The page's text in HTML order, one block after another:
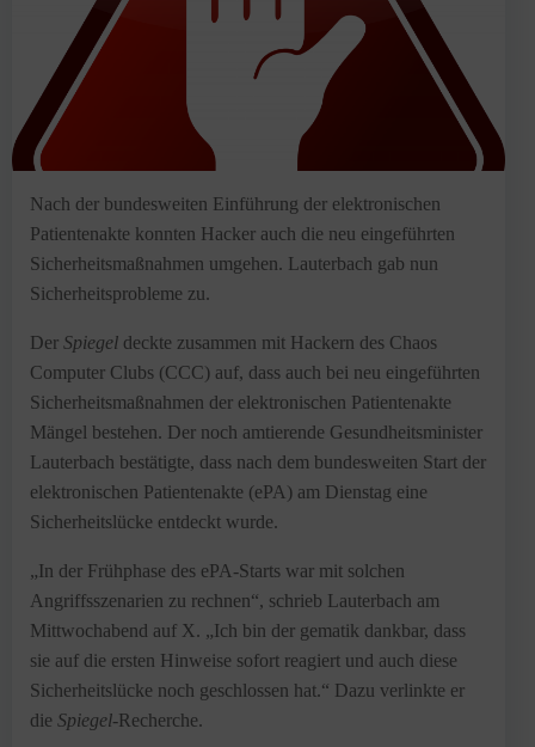
Nach der bundesweiten Einführung der elektronischen
Patientenakte konnten Hacker auch die neu eingeführten
Sicherheitsmaßnahmen umgehen. Lauterbach gab nun
Sicherheitsprobleme zu.
Der Spiegel deckte zusammen mit Hackern des Chaos
Computer Clubs (CCC) auf, dass auch bei neu eingeführten
Sicherheitsmaßnahmen der elektronischen Patientenakte
Mängel bestehen. Der noch amtierende Gesundheitsminister
Lauterbach bestätigte, dass nach dem bundesweiten Start der
elektronischen Patientenakte (ePA) am Dienstag eine
Sicherheitslücke entdeckt wurde.
„In der Frühphase des ePA-Starts war mit solchen
Angriffsszenarien zu rechnen“, schrieb Lauterbach am
Mittwochabend auf X. „Ich bin der gematik dankbar, dass
sie auf die ersten Hinweise sofort reagiert und auch diese
Sicherheitslücke noch geschlossen hat.“ Dazu verlinkte er
die Spiegel-Recherche.